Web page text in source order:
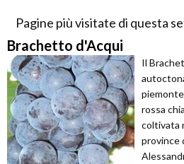
Pagine più visitate di questa
Brachetto d'Acqui
Il
rossa
coltivata
province